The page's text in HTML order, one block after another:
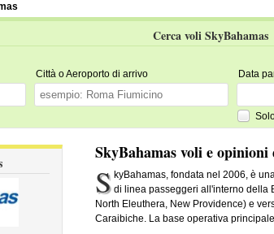
Cerca voli SkyBahamas
Città o Aeroporto di arrivo Data
SkyBahamas voli e
S kyBahamas, fondata nel 2006, è
di linea passeggeri all'interno della
North Eleuthera, New Providence) e
Caraibiche. La base operativa